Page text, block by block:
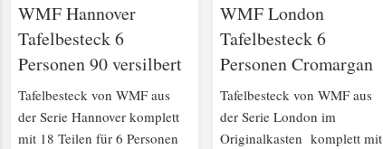
WMF Hannover
Tafelbesteck 6
Personen 90 versilbert
Tafelbesteck von WMF aus
der Serie Hannover komplett
mit 18 Teilen für 6 Personen
WMF London
Tafelbesteck 6
Personen Cromargan
Tafelbesteck von WMF aus
der Serie London im
Originalkasten komplett mit